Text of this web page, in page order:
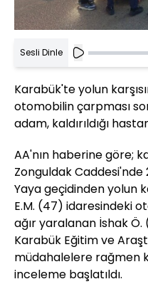
Sesli Dinle
Karabük'te yolun
otomobilin çarpması
adam, kaldırıldığı
AA'nın haberine göre;
Zonguldak
Yaya geçidinden yolun
E.M. (47) idaresindeki
ağır yaralanan İshak
Karabük Eğitim ve
müdahalelere rağmen
inceleme başlatıldı.